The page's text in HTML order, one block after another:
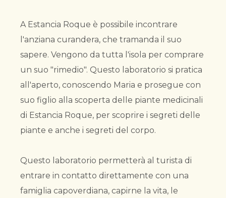
A Estancia Roque è possibile incontrare
l'anziana curandera, che tramanda il suo
sapere. Vengono da tutta l'isola per comprare
un suo "rimedio". Questo laboratorio si pratica
all'aperto, conoscendo Maria e prosegue con
suo figlio alla scoperta delle piante medicinali
di Estancia Roque, per scoprire i segreti delle
piante e anche i segreti del corpo.
Questo laboratorio permetterà al turista di
entrare in contatto direttamente con una
famiglia capoverdiana, capirne la vita, le